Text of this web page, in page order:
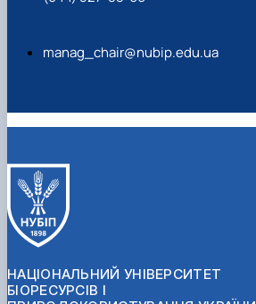
manag_chair@nubip.edu.ua
НАЦІОНАЛЬНИЙ УНІВЕРСИТЕТ
БІОРЕСУРСІВ І